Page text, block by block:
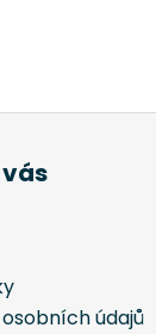
údajů